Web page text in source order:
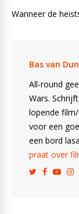
Wanneer de
Bas van Dun
All-round
Wars.
lopende
voor een
een bord
praat over